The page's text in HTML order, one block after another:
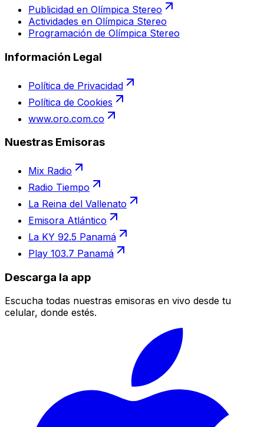
Publicidad en Olímpica Stereo
Actividades en Olímpica Stereo
Programación de Olímpica Stereo
Información Legal
Política de Privacidad
Política de Cookies
www.oro.com.co
Nuestras Emisoras
Mix Radio
Radio Tiempo
La Reina del Vallenato
Emisora Atlántico
La KY 92.5 Panamá
Play 103.7 Panamá
Descarga la app
Escucha todas nuestras emisoras en vivo desde tu
celular, donde estés.